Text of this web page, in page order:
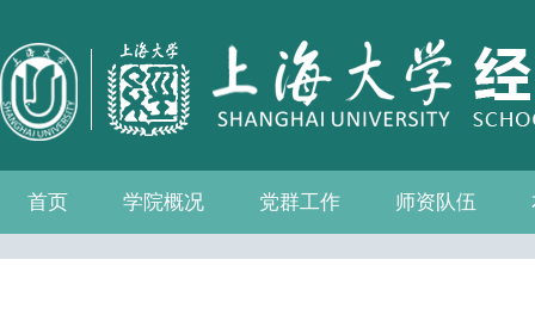
首页 学院概况
学院介绍 学院简介
发展历程
历任院长
现任领导
组织机构
学院愿景
党群工作
党务公开
党的建设
群众团体 工会
青联会
妇委会
退管会
学院制度
师资队伍
教师名录
人事专栏
招聘信息
博士后流动站